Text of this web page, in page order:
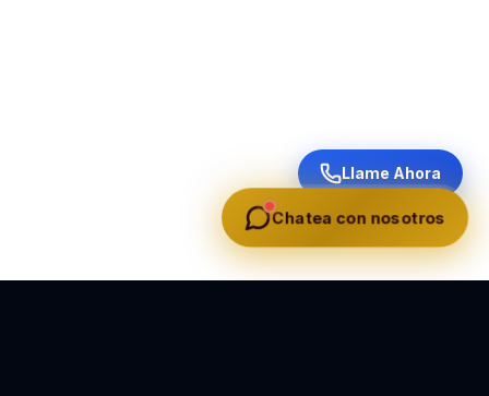
Llame Ahora
Chatea con nosotros